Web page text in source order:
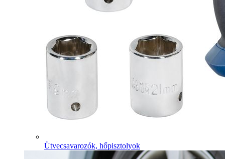
Ütvecsavarozók, hőpisztolyok